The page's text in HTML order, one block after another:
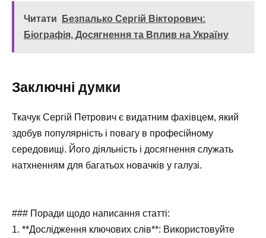
Читати
Безпалько Сергій Вікторович:
Біографія, Досягнення та Вплив на Україну
Заключні думки
Ткачук Сергій Петрович є видатним фахівцем, який
здобув популярність і повагу в професійному
середовищі. Його діяльність і досягнення служать
натхненням для багатьох новачків у галузі.
### Поради щодо написання статті:
1. **Дослідження ключових слів**: Використовуйте